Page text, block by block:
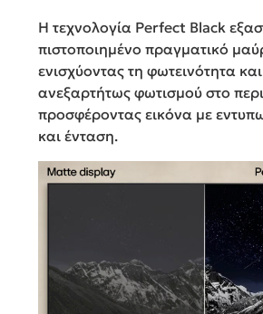
Η τεχνολογία Perfect Black
πιστοποιημένο πραγματικό
ενισχύοντας τη φωτεινότητα
ανεξαρτήτως φωτισμού στο
προσφέροντας εικόνα με
και ένταση.